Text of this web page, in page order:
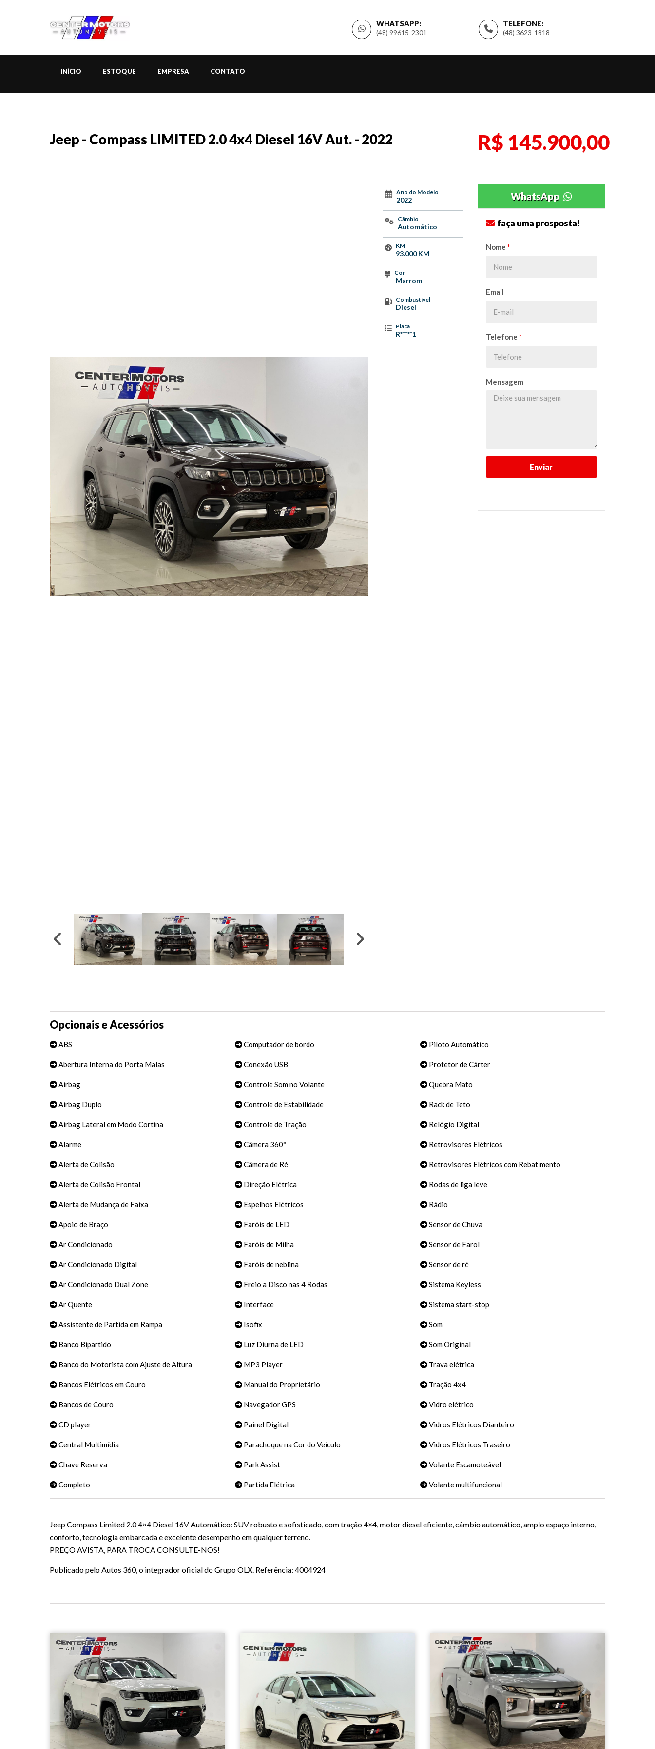
TELEFONE:
(48) 3623-1818
WHATSAPP:
(48) 99615-2301
INÍCIO ESTOQUE EMPRESA CONTATO
Jeep - Compass LIMITED 2.0 4x4 Diesel 16V Aut. - 2022 R$ 145.900,00
Ano do Modelo
2022
Câmbio
Automático
KM
93.000 KM
Cor
Marrom
Combustível
Diesel
Placa
R*****1
WhatsApp
faça uma prosposta!
Nome *
Email
Telefone *
Mensagem
Opcionais e Acessórios
ABS
Abertura Interna do Porta Malas
Airbag
Airbag Duplo
Airbag Lateral em Modo Cortina
Alarme
Alerta de Colisão
Alerta de Colisão Frontal
Alerta de Mudança de Faixa
Apoio de Braço
Ar Condicionado
Ar Condicionado Digital
Ar Condicionado Dual Zone
Ar Quente
Assistente de Partida em Rampa
Banco Bipartido
Banco do Motorista com Ajuste de Altura
Bancos Elétricos em Couro
Bancos de Couro
CD player
Central Multimídia
Chave Reserva
Completo
Computador de bordo
Conexão USB
Controle Som no Volante
Controle de Estabilidade
Controle de Tração
Câmera 360°
Câmera de Ré
Direção Elétrica
Espelhos Elétricos
Faróis de LED
Faróis de Milha
Faróis de neblina
Freio a Disco nas 4 Rodas
Interface
Isofix
Luz Diurna de LED
MP3 Player
Manual do Proprietário
Navegador GPS
Painel Digital
Parachoque na Cor do Veículo
Park Assist
Partida Elétrica
Piloto Automático
Protetor de Cárter
Quebra Mato
Rack de Teto
Relógio Digital
Retrovisores Elétricos
Retrovisores Elétricos com Rebatimento
Rodas de liga leve
Rádio
Sensor de Chuva
Sensor de Farol
Sensor de ré
Sistema Keyless
Sistema start-stop
Som
Som Original
Trava elétrica
Tração 4x4
Vidro elétrico
Vidros Elétricos Dianteiro
Vidros Elétricos Traseiro
Volante Escamoteável
Volante multifuncional
Jeep Compass Limited 2.0 4×4 Diesel 16V Automático: SUV robusto e sofisticado, com tração 4×4, motor diesel eficiente, câmbio automático, amplo espaço interno,
conforto, tecnologia embarcada e excelente desempenho em qualquer terreno.
PREÇO AVISTA, PARA TROCA CONSULTE-NOS!
Publicado pelo Autos 360, o integrador oficial do Grupo OLX. Referência: 4004924